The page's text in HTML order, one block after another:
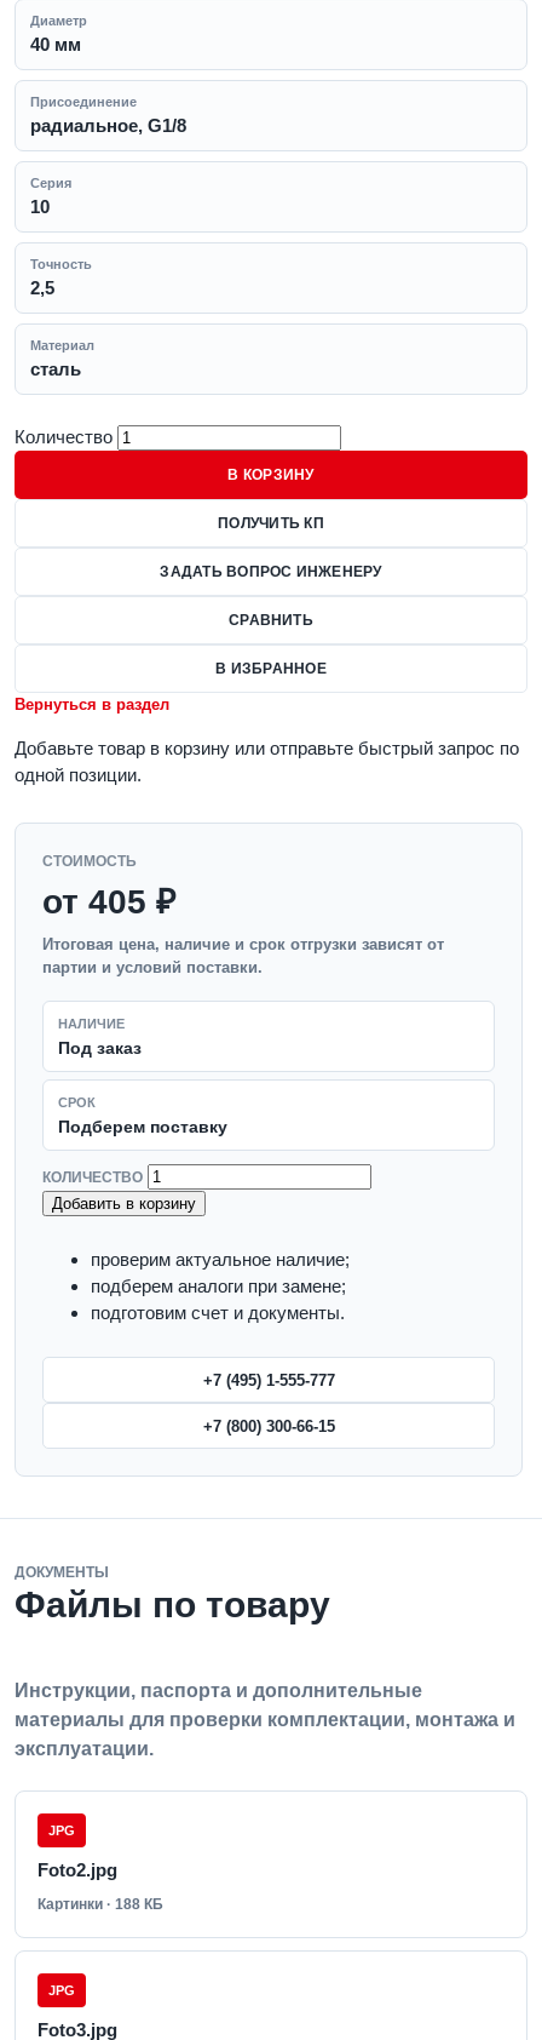
Диаметр
40 мм
Присоединение
радиальное, G1/8
Серия
10
Точность
2,5
Материал
сталь
Количество
В КОРЗИНУ
ПОЛУЧИТЬ КП
ЗАДАТЬ ВОПРОС ИНЖЕНЕРУ
СРАВНИТЬ
В ИЗБРАННОЕ
Вернуться в раздел
Добавьте товар в корзину или отправьте быстрый запрос по
одной позиции.
СТОИМОСТЬ
от 405 ₽
Итоговая цена, наличие и срок отгрузки зависят от
партии и условий поставки.
НАЛИЧИЕ
Под заказ
СРОК
Подберем поставку
КОЛИЧЕСТВО
Добавить в корзину
проверим актуальное наличие;
подберем аналоги при замене;
подготовим счет и документы.
+7 (495) 1-555-777
+7 (800) 300-66-15
ДОКУМЕНТЫ
Файлы по товару
Инструкции, паспорта и дополнительные
материалы для проверки комплектации, монтажа и
эксплуатации.
JPG
Foto2.jpg
Картинки · 188 КБ
JPG
Foto3.jpg